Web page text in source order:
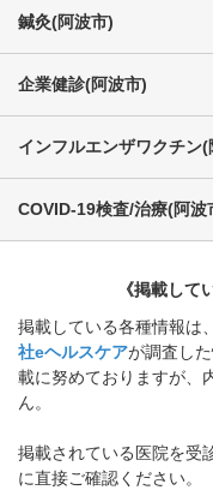
鍼灸(阿波市)
企業健診(阿波市)
インフルエンザワクチン(
COVID-19検査/治療(阿波
《掲載して
掲載している各種情報は
社eヘルスケアが調査し
載に努めておりますが、
ん。
掲載されている医院を受
に直接ご確認ください。